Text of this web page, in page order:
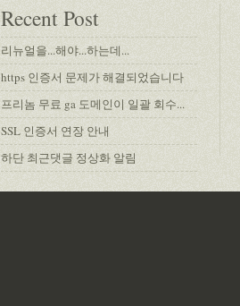
Recent Post
리뉴얼을...해야...하는데...
https 인증서 문제가 해결되었습니다
프리놈 무료 ga 도메인이 일괄 회수...
SSL 인증서 연장 안내
하단 최근댓글 정상화 알림